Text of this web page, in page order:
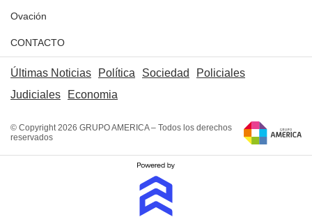
Ovación
CONTACTO
Últimas Noticias Política Sociedad
Policiales
Judiciales
Economia
© Copyright 2026 GRUPO AMERICA – Todos los derechos
reservados